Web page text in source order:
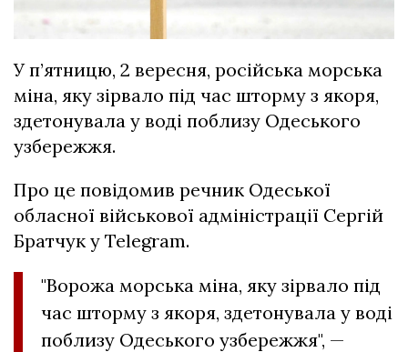
У п’ятницю, 2 вересня, російська морська
міна, яку зірвало під час шторму з якоря,
здетонувала у воді поблизу Одеського
узбережжя.
Про це повідомив речник Одеської
обласної військової адміністрації Сергій
Братчук у Telegram.
"Ворожа морська міна, яку зірвало під
час шторму з якоря, здетонувала у воді
поблизу Одеського узбережжя", —